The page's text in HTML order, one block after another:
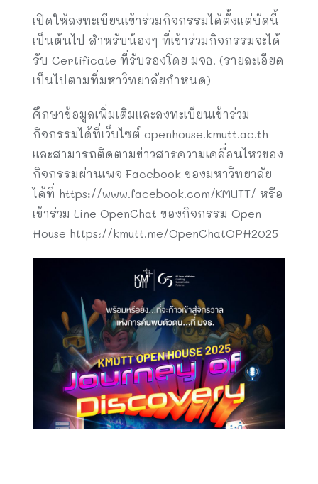
เปิดให้ลงทะเบียนเข้าร่วมกิจกรรมได้ตั้งแต่บัดนี้
เป็นต้นไป สำหรับน้องๆ ที่เข้าร่วมกิจกรรมจะได้
รับ Certificate ที่รับรองโดย มจธ. (รายละเอียด
เป็นไปตามที่มหาวิทยาลัยกำหนด)
ศึกษาข้อมูลเพิ่มเติมและลงทะเบียนเข้าร่วม
กิจกรรมได้ที่เว็บไซต์ openhouse.kmutt.ac.th
และสามารถติดตามข่าวสารความเคลื่อนไหวของ
กิจกรรมผ่านเพจ Facebook ของมหาวิทยาลัย
ได้ที่ https://www.facebook.com/KMUTT/ หรือ
เข้าร่วม Line OpenChat ของกิจกรรม Open
House https://kmutt.me/OpenChatOPH2025